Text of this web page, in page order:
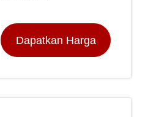
Dapatkan Harga